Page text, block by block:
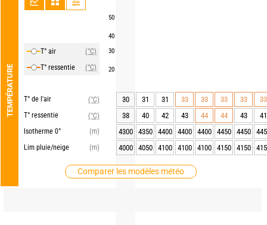
TEMPÉRATURE
T° air
(°C)
T° ressentie
(°C)
T° de l'air
(°C)
T° ressentie
(°C)
Isotherme 0°
(m)
Lim pluie/neige
(m)
Comparer les modèles météo
50
40
30
20
30 31 31 33 33 33 33
33
38
40 42 43 44 44 43
41
4300
4350 4400 4400 4400 4450 4450
4000
4050 4100 4100 4100 4150 4150